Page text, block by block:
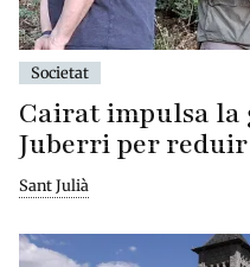
Societat
Cairat impulsa la
Juberri per
Sant Julià